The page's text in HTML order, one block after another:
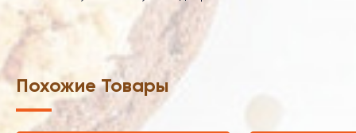
Похожие Товары